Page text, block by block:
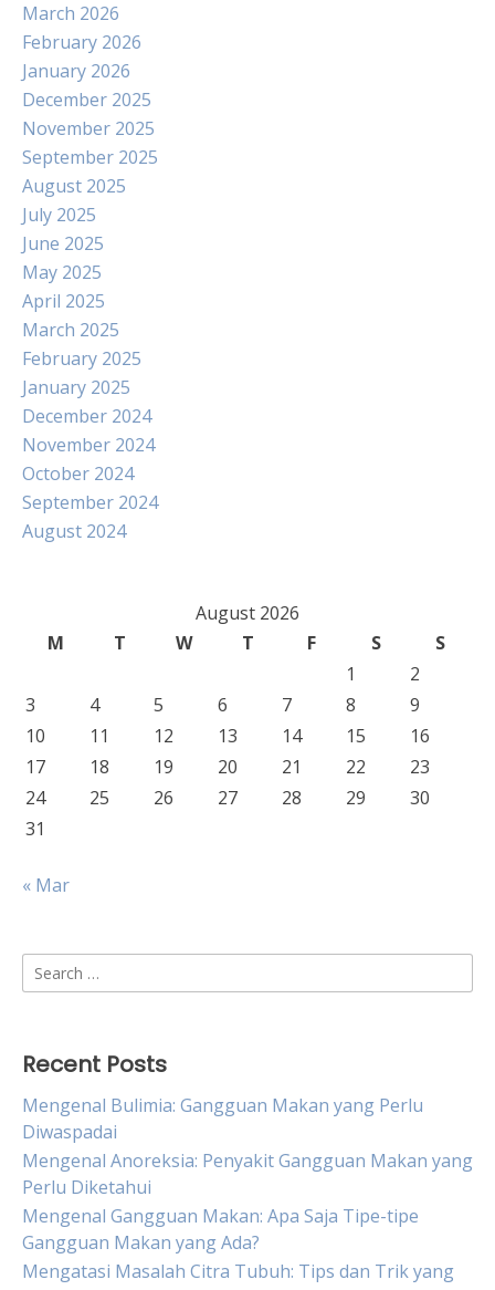
March 2026
February 2026
January 2026
December 2025
November 2025
September 2025
August 2025
July 2025
June 2025
May 2025
April 2025
March 2025
February 2025
January 2025
December 2024
November 2024
October 2024
September 2024
August 2024
August 2026
M
T W T F S
S
1
2
3
4 5 6 7 8
9
10
11 12 13 14 15
16
17
18 19 20 21 22
23
24
25 26 27 28 29
30
31
« Mar
Search
for:
Recent Posts
Mengenal Bulimia: Gangguan Makan yang Perlu
Diwaspadai
Mengenal Anoreksia: Penyakit Gangguan Makan yang
Perlu Diketahui
Mengenal Gangguan Makan: Apa Saja Tipe-tipe
Gangguan Makan yang Ada?
Mengatasi Masalah Citra Tubuh: Tips dan Trik yang